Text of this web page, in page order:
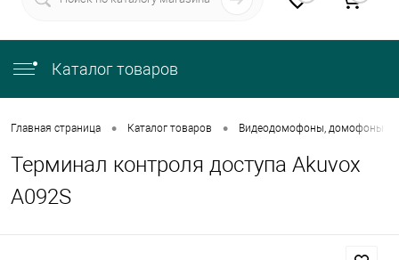
Каталог товаров
Главная страница • Каталог товаров • Видеодомофоны, домофоны
Терминал контроля доступа Akuvox
A092S